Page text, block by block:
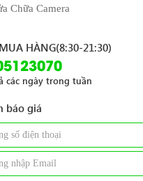
Chữa Camera
HÀNG(8:30-21:30)
các ngày trong tuần
báo giá